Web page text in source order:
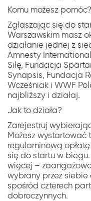
Komu możesz pomóc?
Zgłaszając się do
Warszawskim masz
działanie jednej z
Amnesty
Siłę, Fundacja
Synapsis, Fundacja
Wcześniak i WWF
najbliższy i działaj.
Jak to działa?
Zarejestruj
Możesz wystartować
regulaminową
się do startu w
więcej –
wybrany przez siebie
spośród czterech
dobroczynnych.